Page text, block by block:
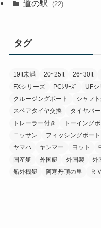
道の駅 (22)
タグ
19ft未満 20~25ft 26~30ft
FXシリーズ
PCｼﾘｰｽﾞ UF
クルージングボート
シャフ
スペアタイヤ交換
タイヤバー
トレーラー付き
トーイング
ニッサン
フィッシングボート
ヤマハ
ヤンマー ヨット
国産艇
外国艇 外国製 外
船外機艇
阿寒丹頂の里 Ｒ